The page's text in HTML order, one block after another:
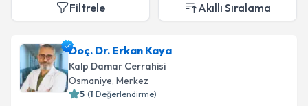
Filtrele Akıllı Sıralama
Doç. Dr. Erkan Kaya
Kalp Damar Cerrahisi
Osmaniye, Merkez
5 (1 Değerlendirme)